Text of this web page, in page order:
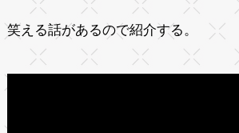
笑える話があるので紹介する。